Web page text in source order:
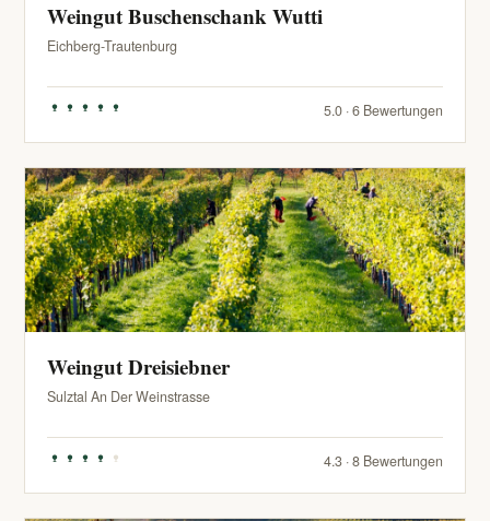
Weingut Buschenschank Wutti
Eichberg-Trautenburg
5.0 · 6 Bewertungen
Weingut Dreisiebner
Sulztal An Der Weinstrasse
4.3 · 8 Bewertungen